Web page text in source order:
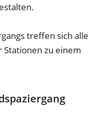
treffen sich alle
zu einem